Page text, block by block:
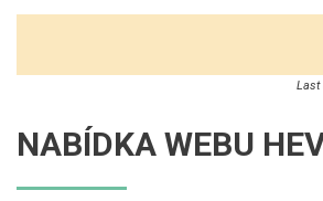
Last
NABÍDKA WEBU